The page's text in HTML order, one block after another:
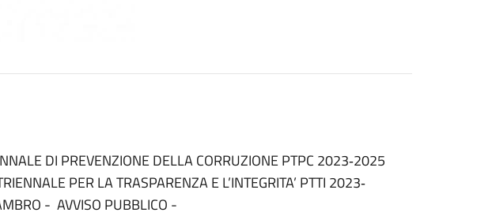
DI PREVENZIONE DELLA CORRUZIONE PTPC 2023‐2025
PER LA TRASPARENZA E L’INTEGRITA’ PTTI 2023‐
- AVVISO PUBBLICO -